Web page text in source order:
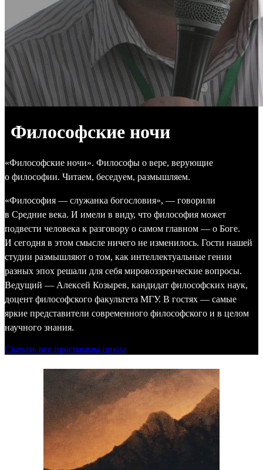
Философские ночи
«Философские ночи». Философы о вере, верующие
о философии. Читаем, беседуем, размышляем.
«Философия — служанка богословия», — говорили
в Средние века. И имели в виду, что философия может
подвести человека к разговору о самом главном — о Боге.
И сегодня в этом смысле ничего не изменилось. Гости нашей
студии размышляют о том, как интеллектуальные гении
разных эпох решали для себя мировоззренческие вопросы.
Ведущий — Алексей Козырев, кандидат философских наук,
доцент философского факультета МГУ. В гостях — самые
яркие представители современного философского и в целом
научного знания.
Скачать все программы цикла